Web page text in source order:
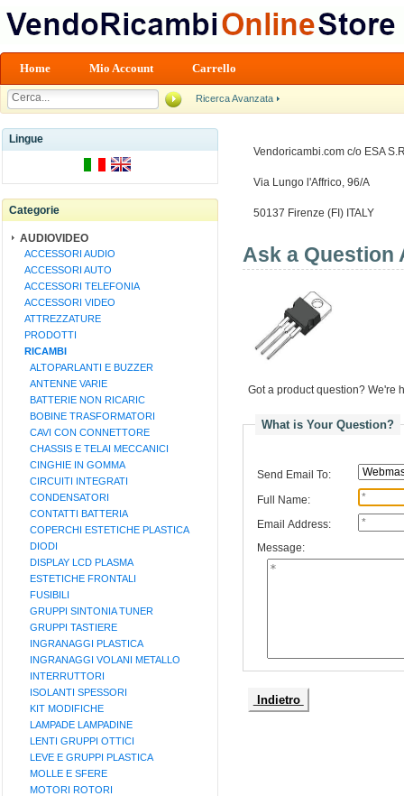
Home Mio Account Carrello
Ricerca Avanzata
Lingue
Categorie
AUDIOVIDEO
ACCESSORI AUDIO
ACCESSORI AUTO
ACCESSORI TELEFONIA
ACCESSORI VIDEO
ATTREZZATURE
PRODOTTI
RICAMBI
ALTOPARLANTI E BUZZER
ANTENNE VARIE
BATTERIE NON RICARIC
BOBINE TRASFORMATORI
CAVI CON CONNETTORE
CHASSIS E TELAI MECCANICI
CINGHIE IN GOMMA
CIRCUITI INTEGRATI
CONDENSATORI
CONTATTI BATTERIA
COPERCHI ESTETICHE PLASTICA
DIODI
DISPLAY LCD PLASMA
ESTETICHE FRONTALI
FUSIBILI
GRUPPI SINTONIA TUNER
GRUPPI TASTIERE
INGRANAGGI PLASTICA
INGRANAGGI VOLANI METALLO
INTERRUTTORI
ISOLANTI SPESSORI
KIT MODIFICHE
LAMPADE LAMPADINE
LENTI GRUPPI OTTICI
LEVE E GRUPPI PLASTICA
MOLLE E SFERE
MOTORI ROTORI
Vendoricambi.com c/o ESA
Via Lungo l'Affrico, 96/A
50137 Firenze (FI) ITALY
Ask a Question
Got a product question? We're
What is Your Question?
Send Email To:
Full Name:
Email Address:
Message:
Indietro